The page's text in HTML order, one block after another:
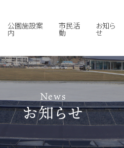
公園施設案
内
市民活
動
お知ら
せ
News
お知らせ